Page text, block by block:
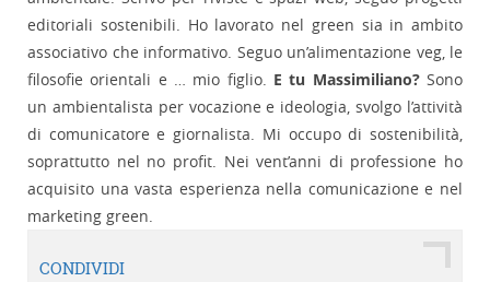
editoriali sostenibili. Ho lavorato nel green sia in ambito
associativo che informativo. Seguo un’alimentazione veg, le
filosofie orientali e … mio figlio. E tu Massimiliano? Sono
un ambientalista per vocazione e ideologia, svolgo l’attività
di comunicatore e giornalista. Mi occupo di sostenibilità,
soprattutto nel no profit. Nei vent’anni di professione ho
acquisito una vasta esperienza nella comunicazione e nel
marketing green.
CONDIVIDI